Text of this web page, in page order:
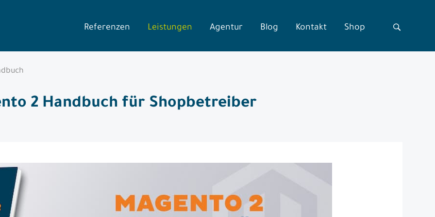
Referenzen Leistungen Agentur Blog Kontakt Shop
2 Handbuch für Shopbetreiber